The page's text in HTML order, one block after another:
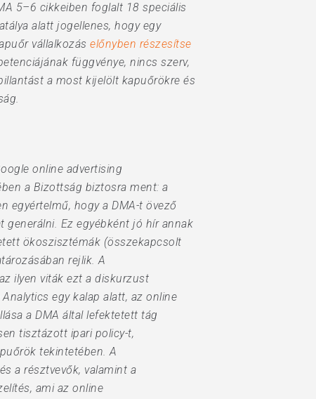
5–6 cikkeiben foglalt 18 speciális
alatt jogellenes, hogy egy
vállalkozás előnyben részesítse
függvénye, nincs szerv,
a most kijelölt kapuőrökre és
online advertising
a Bizottság biztosra ment: a
egyértelmű, hogy a DMA-t övező
Ez egyébként jó hír annak
ökoszisztémák (összekapcsolt
rejlik. A
ilyen viták ezt a diskurzust
egy kalap alatt, az online
a DMA által lefektetett tág
tisztázott ipari policy-t,
tekintetében. A
a résztvevők, valamint a
ami az online